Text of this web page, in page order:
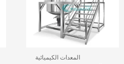
المعدات الكيميائية